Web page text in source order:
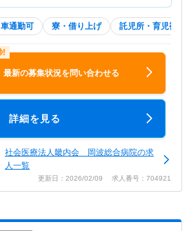
車通勤可 寮・借り上げ 託児所・育児補助
最新の募集状況を問い合わせる
詳細を見る
社会医療法人畿内会 岡波総合病院の求
人一覧
更新日：2026/02/09 求人番号：704921